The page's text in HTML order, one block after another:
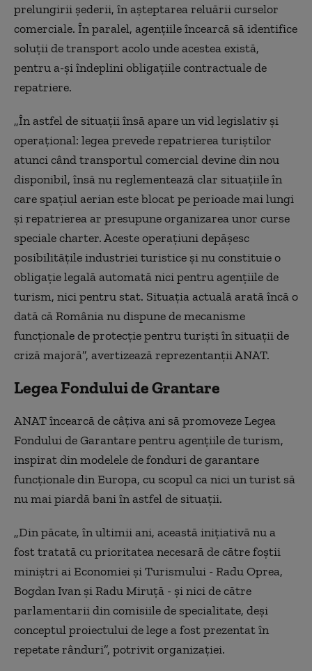
prelungirii şederii, în aşteptarea reluării curselor
comerciale. În paralel, agenţiile încearcă să identifice
soluţii de transport acolo unde acestea există,
pentru a-şi îndeplini obligaţiile contractuale de
repatriere.
„În astfel de situaţii însă apare un vid legislativ şi
operaţional: legea prevede repatrierea turiştilor
atunci când transportul comercial devine din nou
disponibil, însă nu reglementează clar situaţiile în
care spaţiul aerian este blocat pe perioade mai lungi
şi repatrierea ar presupune organizarea unor curse
speciale charter. Aceste operaţiuni depăşesc
posibilităţile industriei turistice şi nu constituie o
obligaţie legală automată nici pentru agenţiile de
turism, nici pentru stat. Situaţia actuală arată încă o
dată că România nu dispune de mecanisme
funcţionale de protecţie pentru turişti în situaţii de
criză majoră”, avertizează reprezentanţii ANAT.
Legea Fondului de Grantare
ANAT încearcă de câţiva ani să promoveze Legea
Fondului de Garantare pentru agenţiile de turism,
inspirat din modelele de fonduri de garantare
funcţionale din Europa, cu scopul ca nici un turist să
nu mai piardă bani în astfel de situaţii.
„Din păcate, în ultimii ani, această iniţiativă nu a
fost tratată cu prioritatea necesară de către foştii
miniştri ai Economiei şi Turismului - Radu Oprea,
Bogdan Ivan şi Radu Miruţă - şi nici de către
parlamentarii din comisiile de specialitate, deşi
conceptul proiectului de lege a fost prezentat în
repetate rânduri”, potrivit organizaţiei.